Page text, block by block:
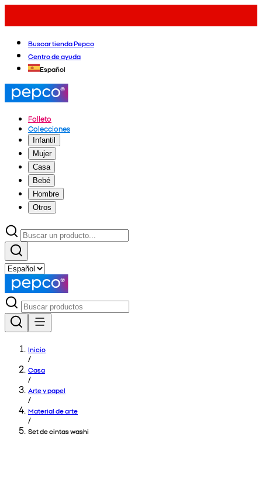
Buscar tienda Pepco
Centro de ayuda
Español
Folleto
Colecciones
Infantil
Mujer
Casa
Bebé
Hombre
Otros
Inicio
/
Casa
/
Arte y papel
/
Material de arte
/
Set de cintas washi